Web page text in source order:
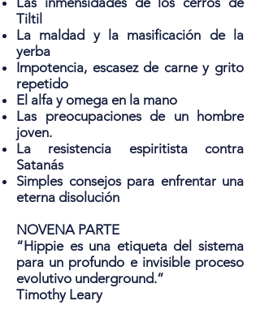
Tiltil
La maldad y la masificación de la
yerba
Impotencia, escasez de carne y grito
repetido
El alfa y omega en la mano
Las preocupaciones de un hombre
joven.
La resistencia espiritista contra
Satanás
Simples consejos para enfrentar una
eterna disolución
NOVENA PARTE
“Hippie es una etiqueta del sistema
para un profundo e invisible proceso
evolutivo underground.”
Timothy Leary